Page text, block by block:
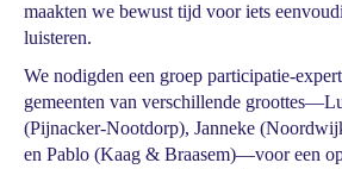
maakten we bewust tijd voor iets
luisteren.
We nodigden een groep participatie-
gemeenten van verschillende
(Pijnacker-Nootdorp), Janneke
en Pablo (Kaag & Braasem)—voor een